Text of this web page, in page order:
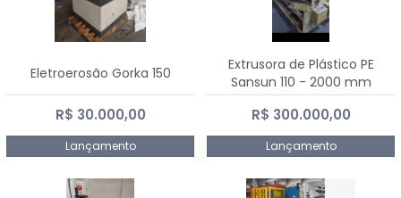
Eletroerosão Gorka 150
R$ 30.000,00
Lançamento
Extrusora de Plástico PE
Sansun 110 - 2000 mm
R$ 300.000,00
Lançamento